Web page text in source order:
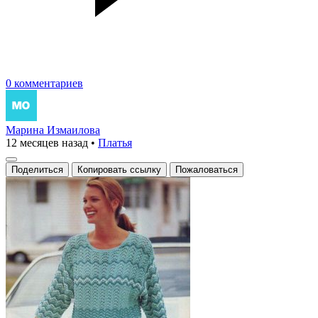
0 комментариев
Марина Измаилова
12 месяцев назад • Платья
Поделиться Копировать ссылку Пожаловаться